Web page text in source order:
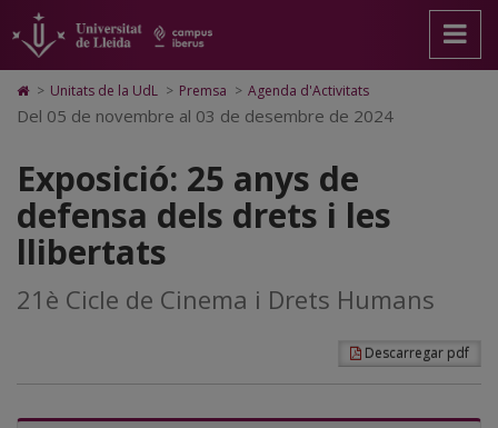
Exposició:
25
anys
de
defensa
dels
drets
les
pàgina
principal.
Universitat
Lleida
contingut
principal
Mapa
Web.
Universitat
Cerca
Accessibilitat.
Universitat
Lleida
Icono
de
Home
ir
a
la
página
de
inicio
> Unitats de la UdL > Premsa > Agenda d'Activitats
Del 05 de novembre al 03 de desembre de 2024
Exposició: 25 anys de
defensa dels drets i les
llibertats
21è Cicle de Cinema i Drets Humans
Descarregar pdf